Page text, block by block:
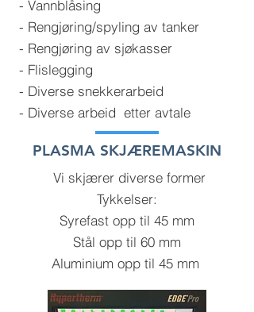
- Vannblåsing
- Rengjøring/spyling av tanker
- Rengjøring av sjøkasser
- Flislegging
- Diverse snekkerarbeid
- Diverse arbeid etter avtale
PLASMA SKJÆREMASKIN
Vi skjærer diverse former
Tykkelser:
Syrefast opp til 45 mm
Stål opp til 60 mm
Aluminium opp til 45 mm